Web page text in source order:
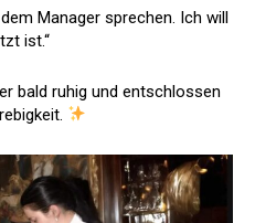
Manager sprechen. Ich will
ist.“
bald ruhig und entschlossen